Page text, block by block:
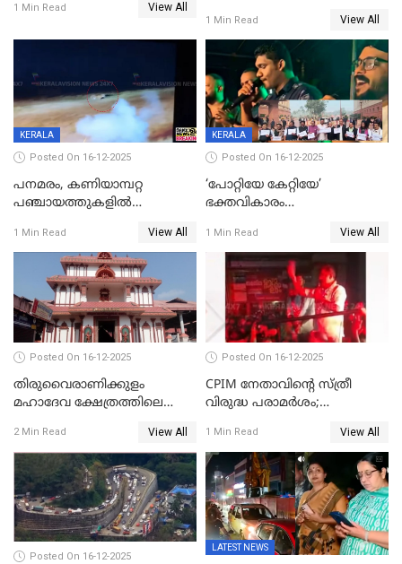
1 Min Read View All
രക്ഷപ്പെട്ടത് തലനാരിടയ്ക്ക്
1 Min Read View All
KERALA
Posted On 16-12-2025
പനമരം, കണിയാമ്പറ്റ
പഞ്ചായത്തുകളിൽ
സ്ഥാപനങ്ങൾക്ക് അവധി
1 Min Read View All
KERALA
Posted On 16-12-2025
‘പോറ്റിയേ കേറ്റിയേ’
ഭക്തവികാരം
ഡിജിപിക്ക് പരാതി; ശക്തമായ
നടപടി വേണമെന്നു
സിപിഐഎമ്മും
1 Min Read View All
Posted On 16-12-2025
തിരുവൈരാണിക്കുളം
മഹാദേവ ക്ഷേത്രത്തിലെ
ജനുവരി 2 ന് തുടക്കമാകും
2 Min Read View All
Posted On 16-12-2025
CPIM നേതാവിൻ്റെ സ്ത്രീ
വിരുദ്ധ പരാമർശം;
1 Min Read View All
Posted On 16-12-2025
LATEST NEWS